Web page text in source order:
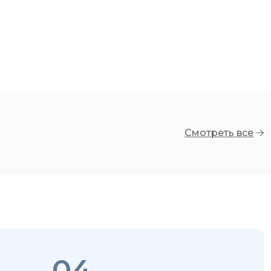
Смотреть все